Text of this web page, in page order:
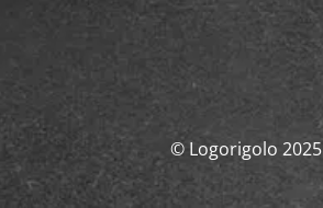
© Logorigolo 2025